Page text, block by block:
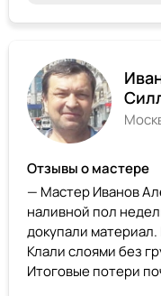
Отзывы о мастере
— Мастер Иванов
наливной пол
докупали
Клали слоями без
Итоговые потери